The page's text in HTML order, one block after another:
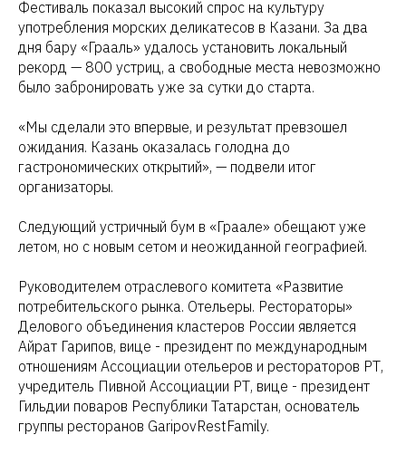
Фестиваль показал высокий спрос на культуру
употребления морских деликатесов в Казани. За два
дня бару «Грааль» удалось установить локальный
рекорд — 800 устриц, а свободные места невозможно
было забронировать уже за сутки до старта.
«Мы сделали это впервые, и результат превзошел
ожидания. Казань оказалась голодна до
гастрономических открытий», — подвели итог
организаторы.
Следующий устричный бум в «Граале» обещают уже
летом, но с новым сетом и неожиданной географией.
Руководителем отраслевого комитета «Развитие
потребительского рынка. Отельеры. Рестораторы»
Делового объединения кластеров России является
Айрат Гарипов, вице - президент по международным
отношениям Ассоциации отельеров и рестораторов РТ,
учредитель Пивной Ассоциации РТ, вице - президент
Гильдии поваров Республики Татарстан, основатель
группы ресторанов GaripovRestFamily.